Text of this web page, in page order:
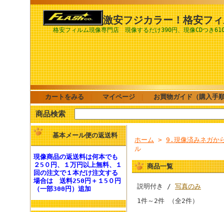
激安フジカラー！格安フ
格安フィルム現像専門店 現像するだけ390円、現像CDつき
カートをみる マイページ お買物ガイド（購入手
商品検索
基本メール便の返送料
現像商品の返送料は何本でも
２5０円、１万円以上無料、１
回の注文で１本だけ注文する
場合は 送料250円 ＋１5０円
（一部300円）追加
ホーム > 9.現像済みネガか
ル
商品一覧
説明付き / 写真のみ
1件～2件 （全2件）